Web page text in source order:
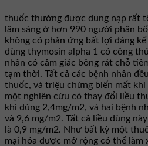
thuốc thường được dung nạp rất
lâm sàng ở hơn 990 người phân
không có phản ứng bất lợi đáng
dùng thymosin alpha 1 có công
nhân có cảm giác bỏng rát chỗ
tạm thời. Tất cả các bệnh nhân
thuốc, và triệu chứng biến mất
một nghiên cứu có thay đổi liều
khi dùng 2,4mg/m2, và hai bệnh
và 9,6 mg/m2. Tất cả liều dùng
là 0,9 mg/m2. Như bất kỳ một
mại hóa được mở rộng có thể làm